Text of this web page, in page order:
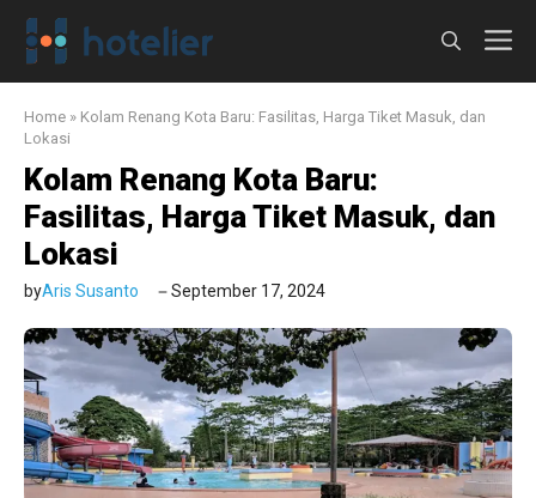
Langsung
Home » Kolam Renang Kota Baru: Fasilitas, Harga Tiket Masuk, dan
Lokasi
Kolam Renang Kota Baru:
Fasilitas, Harga Tiket Masuk, dan
Lokasi
byAris Susanto September 17, 2024